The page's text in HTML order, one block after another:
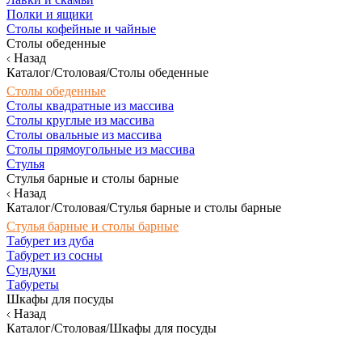
Полки и ящики
Столы кофейные и чайные
Столы обеденные
Назад
Каталог/Столовая/Столы обеденные
Столы обеденные
Столы квадратные из массива
Столы круглые из массива
Столы овальные из массива
Столы прямоугольные из массива
Стулья
Стулья барные и столы барные
Назад
Каталог/Столовая/Стулья барные и столы барные
Стулья барные и столы барные
Табурет из дуба
Табурет из сосны
Сундуки
Табуреты
Шкафы для посуды
Назад
Каталог/Столовая/Шкафы для посуды